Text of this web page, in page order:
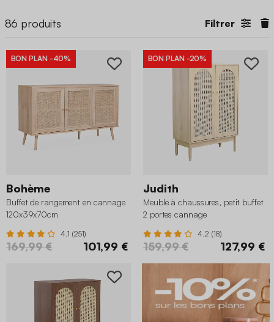
86 produits Filtrer
BON PLAN -40%
Bohème
Buffet de rangement en cannage
120x39x70cm
4.1 (251)
169,99 € 101,99 €
BON PLAN -20%
Judith
Meuble à chaussures, petit buffet
2 portes cannage
4.2 (18)
159,99 € 127,99 €